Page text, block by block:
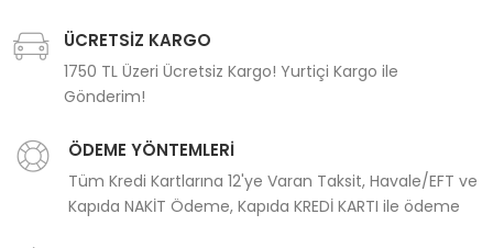
ÜCRETSİZ KARGO
1750 TL Üzeri Ücretsiz Kargo! Yurtiçi Kargo ile
Gönderim!
ÖDEME YÖNTEMLERİ
Tüm Kredi Kartlarına 12'ye Varan Taksit, Havale/EFT ve
Kapıda NAKİT Ödeme, Kapıda KREDİ KARTI ile ödeme